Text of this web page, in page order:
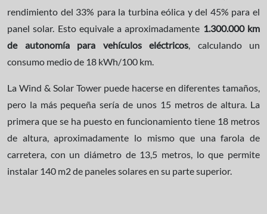
rendimiento del 33% para la turbina eólica y del 45% para el
panel solar. Esto equivale a aproximadamente 1.300.000 km
de autonomía para vehículos eléctricos, calculando un
consumo medio de 18 kWh/100 km.
La Wind & Solar Tower puede hacerse en diferentes tamaños,
pero la más pequeña sería de unos 15 metros de altura. La
primera que se ha puesto en funcionamiento tiene 18 metros
de altura, aproximadamente lo mismo que una farola de
carretera, con un diámetro de 13,5 metros, lo que permite
instalar 140 m2 de paneles solares en su parte superior.